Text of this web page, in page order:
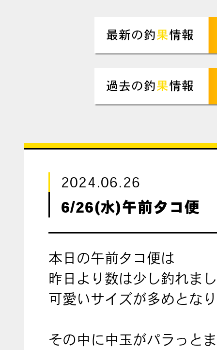
2024.06.26
6/26(水)午前タコ便
本日の午前タコ便は
昨日より数は少し釣れま
可愛いサイズが多めとな
その中に中玉がパラっと